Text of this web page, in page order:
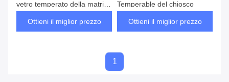
vetro temperato della matrice
per serigrafia per il touch
screen
Ottieni il miglior prezzo
Temperable del chiosco
Ottieni il miglior prezzo
1